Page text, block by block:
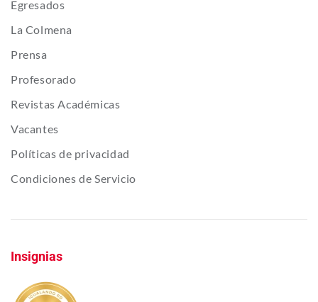
Egresados
La Colmena
Prensa
Profesorado
Revistas Académicas
Vacantes
Políticas de privacidad
Condiciones de Servicio
Insignias